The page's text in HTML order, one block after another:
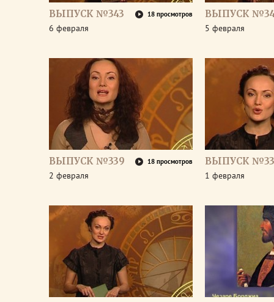
ВЫПУСК №343 18 просмотров
6 февраля
ВЫПУСК
5 февраля
ВЫПУСК №339 18 просмотров
2 февраля
ВЫПУСК
1 февраля